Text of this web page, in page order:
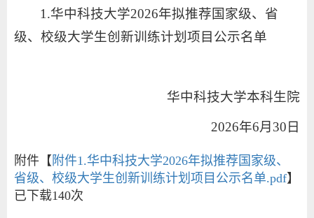
1.华中科技大学2026年拟推荐国家级、省
级、校级大学生创新训练计划项目公示名单
华中科技大学本科生院
2026年6月30日
附件【 附件1.华中科技大学2026年拟推荐国家级、
省级、校级大学生创新训练计划项目公示名单.pdf】
已下载140次